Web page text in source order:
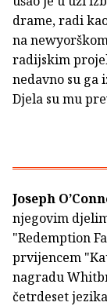
drame, radi
na
radijskim
nedavno su ga
Djela su mu
Joseph
njegovim
"Redemption
prvijencem
nagradu
četrdeset